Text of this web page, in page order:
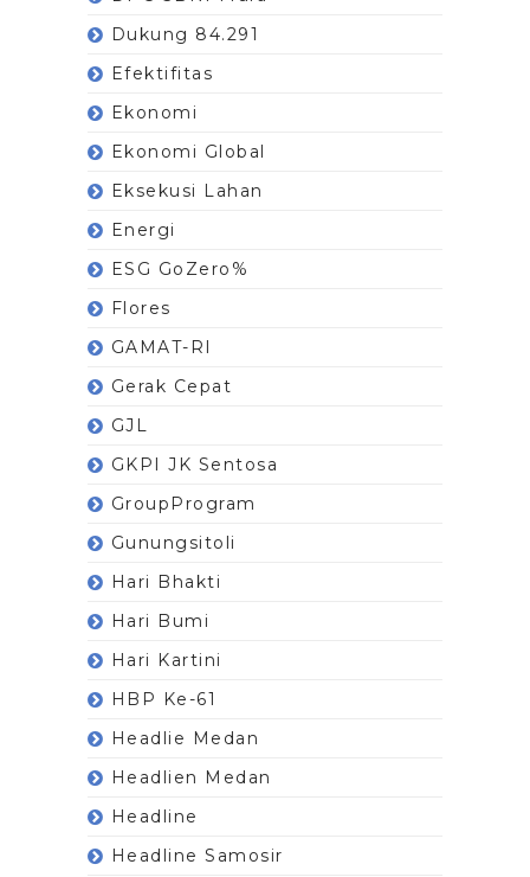
Dukung 84.291
Efektifitas
Ekonomi
Ekonomi Global
Eksekusi Lahan
Energi
ESG GoZero%
Flores
GAMAT-RI
Gerak Cepat
GJL
GKPI JK Sentosa
GroupProgram
Gunungsitoli
Hari Bhakti
Hari Bumi
Hari Kartini
HBP Ke-61
Headlie Medan
Headlien Medan
Headline
Headline Samosir